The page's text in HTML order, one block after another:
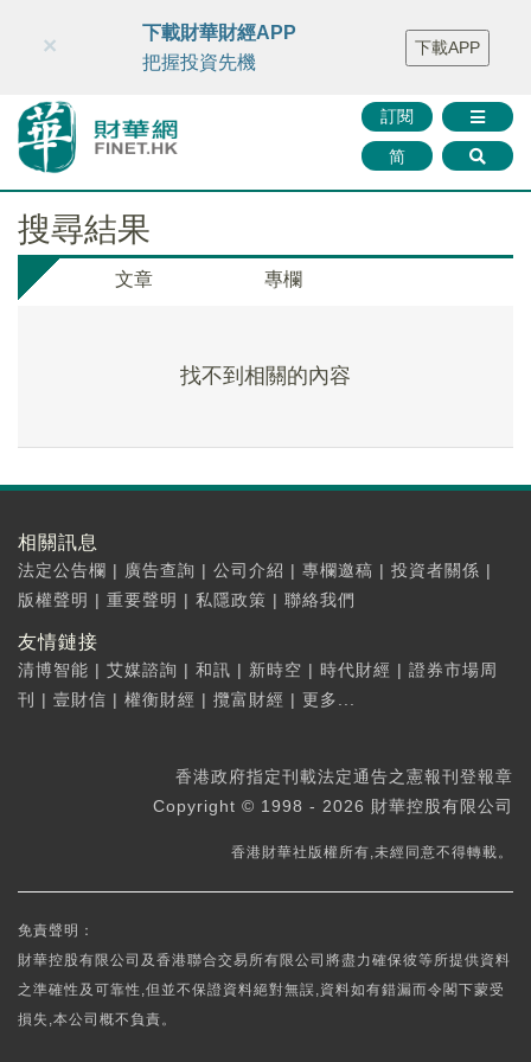
財華智庫網 FINTV FINMETA 財華證券 媒體矩陣
智庫沙龍
聯絡我們
訂閱
简
×
下載財華財經APP
把握投資先機
下載APP
搜尋結果
文章 專欄
找不到相關的內容
相關訊息
法定公告欄 | 廣告查詢 | 公司介紹 | 專欄邀稿 | 投資者關係 |
版權聲明 | 重要聲明 | 私隱政策 | 聯絡我們
友情鏈接
清博智能 | 艾媒諮詢 | 和訊 | 新時空 | 時代財經 | 證券市場周
刊
| 壹財信 | 權衡財經 | 攬富財經 | 更多...
香港政府指定刊載法定通告之憲報刊登報章
Copyright © 1998 - 2026 財華控股有限公司
香港財華社版權所有,未經同意不得轉載。
免責聲明：
財華控股有限公司及香港聯合交易所有限公司將盡力確保彼等所提供資料
之準確性及可靠性,但並不保證資料絕對無誤,資料如有錯漏而令閣下蒙受
損失,本公司概不負責。